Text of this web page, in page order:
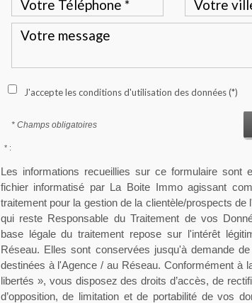
J'accepte les conditions d'utilisation des données (*)
* Champs obligatoires
* :
Les informations recueillies sur ce formulaire sont
fichier informatisé par La Boite Immo agissant
traitement pour la gestion de la clientèle/prospects de
qui reste Responsable du Traitement de vos
base légale du traitement repose sur l'intérêt
Réseau. Elles sont conservées jusqu'à demande
destinées à l'Agence / au Réseau. Conformément à
libertés », vous disposez des droits d’accès, de
d’opposition, de limitation et de portabilité de vos